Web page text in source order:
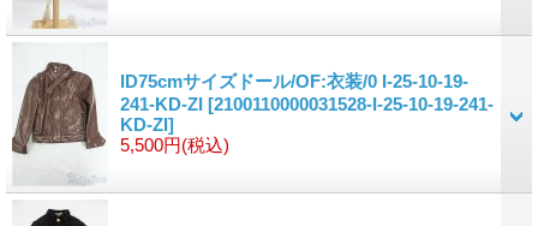
ID75cmサイズドール/OF:衣装/0 I-25-10-19-
241-KD-ZI [2100110000031528-I-25-10-19-241-
KD-ZI]
5,500円(税込)